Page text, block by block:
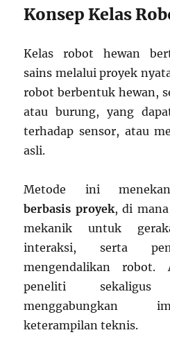
Konsep Kelas
Kelas robot hewan
sains melalui proyek
robot berbentuk hewan,
atau burung, yang
terhadap sensor, atau
asli.
Metode ini
berbasis proyek, di
mekanik untuk
interaksi, serta
mengendalikan robot.
peneliti
menggabungkan
keterampilan teknis.